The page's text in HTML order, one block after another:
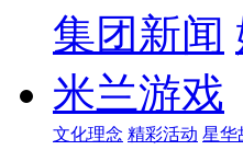
集团新闻
米兰游戏
文化理念 精彩活动 星华